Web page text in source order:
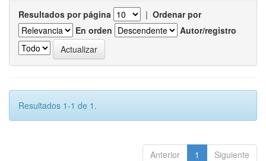
Resultados por página | Ordenar por
En orden
Autor/registro
Resultados 1-1 de 1.
Anterior 1 Siguiente